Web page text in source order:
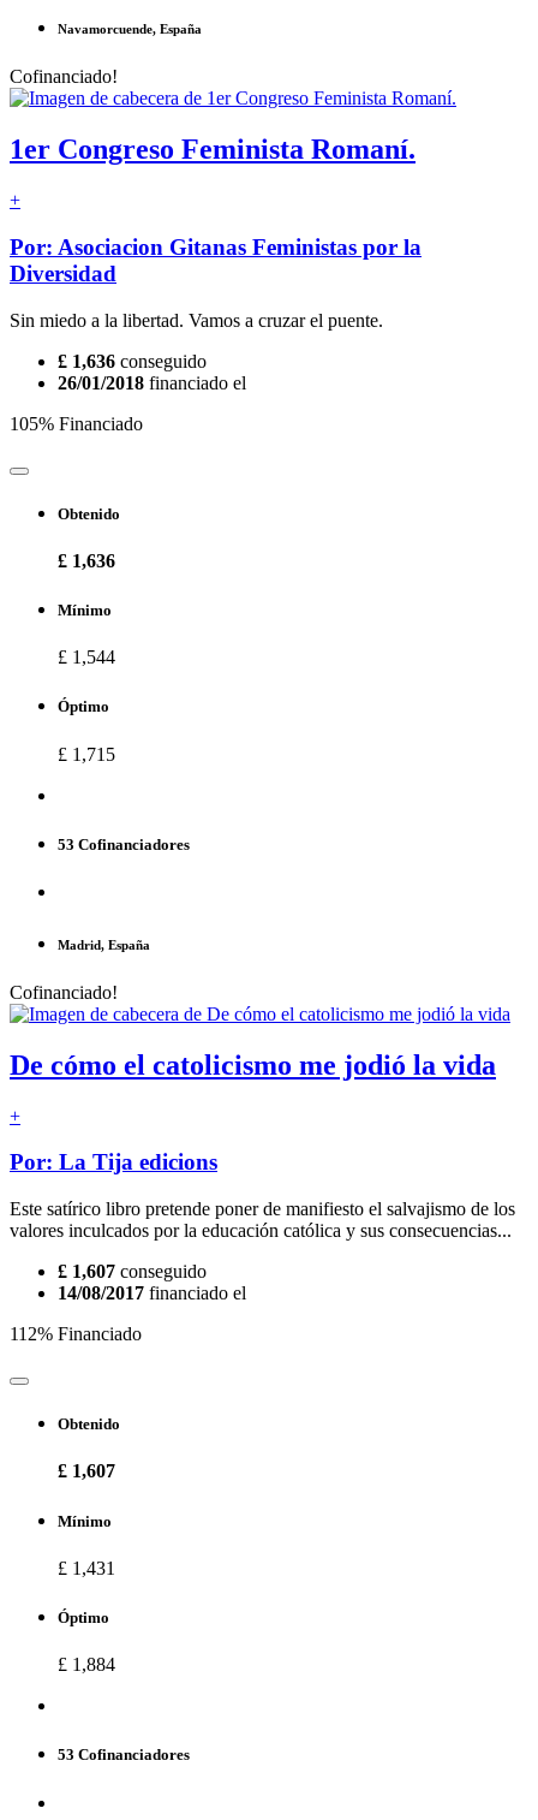
Navamorcuende, España
Cofinanciado!
1er Congreso Feminista Romaní.
+
Por: Asociacion Gitanas Feministas por la
Diversidad
Sin miedo a la libertad. Vamos a cruzar el puente.
£ 1,636 conseguido
26/01/2018 financiado el
105% Financiado
Obtenido
£ 1,636
Mínimo
£ 1,544
Óptimo
£ 1,715
53 Cofinanciadores
Madrid, España
Cofinanciado!
De cómo el catolicismo me jodió la vida
+
Por: La Tija edicions
Este satírico libro pretende poner de manifiesto el salvajismo de los
valores inculcados por la educación católica y sus consecuencias...
£ 1,607 conseguido
14/08/2017 financiado el
112% Financiado
Obtenido
£ 1,607
Mínimo
£ 1,431
Óptimo
£ 1,884
53 Cofinanciadores